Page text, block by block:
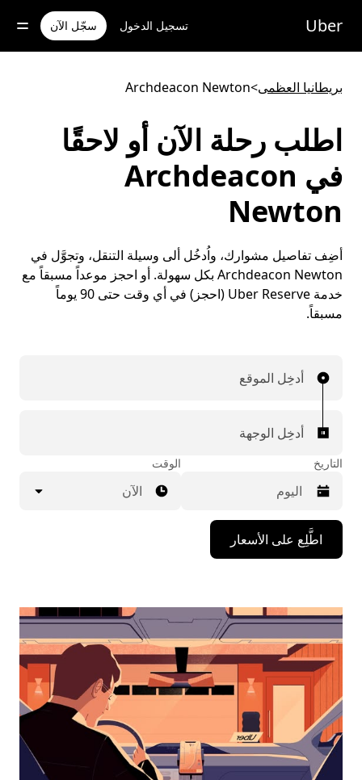
للوصول
المحتوى
Uber تسجيل الدخول سجّل الآن
بريطانيا العظمى>
Archdeacon Newton
اطلب رحلة الآن أو لاحقًا
في Archdeacon
Newton
أضِف تفاصيل مشوارك، واُدخُل ألى وسيلة التنقل، وتجوَّل في
Archdeacon Newton بكل سهولة. أو احجز موعداً مسبقاً مع
خدمة Uber Reserve (احجز) في أي وقت حتى 90 يوماً
مسبقاً.
أدخِل الموقع
أدخِل الوجهة
التاريخ
اضغط
على
مفتاح
للأسفل
لاستخدام
التقويم
التاريخ.
اضغط
على
زر
الخروج
لإغلاق
التقويم.
الوقت
الآن
اطَّلِع على الأسعار